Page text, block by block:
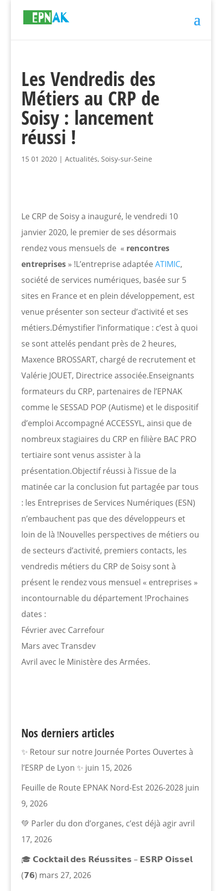
Les Vendredis des
Métiers au CRP de
Soisy : lancement
réussi !
15 01 2020| Actualités, Soisy-sur-Seine
Le CRP de Soisy a inauguré, le vendredi 10
janvier 2020, le premier de ses désormais
rendez vous mensuels de « rencontres
entreprises» !L’entreprise adaptée ATIMIC,
société de services numériques, basée sur 5
sites en France et en plein développement, est
venue présenter son secteur d’activité et ses
métiers.Démystifier l’informatique : c’est à quoi
se sont attelés pendant près de 2 heures,
Maxence BROSSART, chargé de recrutement et
Valérie JOUET, Directrice associée.Enseignants
formateurs du CRP, partenaires de l’EPNAK
comme le SESSAD POP (Autisme) et le dispositif
d’emploi Accompagné ACCESSYL, ainsi que de
nombreux stagiaires du CRP en filière BAC PRO
tertiaire sont venus assister à la
présentation.Objectif réussi à l’issue de la
matinée car la conclusion fut partagée par tous
: les Entreprises de Services Numériques (ESN)
n’embauchent pas que des développeurs et
loin de là !Nouvelles perspectives de métiers ou
de secteurs d’activité, premiers contacts, les
vendredis métiers du CRP de Soisy sont à
présent le rendez vous mensuel « entreprises »
incontournable du département !Prochaines
dates :
Février avec Carrefour
Mars avec Transdev
Avril avec le Ministère des Armées.
Nos derniers articles
✨ Retour sur notre Journée Portes Ouvertes à
l’ESRP de Lyon ✨ juin 15, 2026
Feuille de Route EPNAK Nord-Est 2026-2028 juin
9, 2026
💚 Parler du don d’organes, c’est déjà agir avril
17, 2026
🎓 𝗖𝗼𝗰𝗸𝘁𝗮𝗶𝗹 𝗱𝗲𝘀 𝗥𝗲́𝘂𝘀𝘀𝗶𝘁𝗲𝘀 – 𝗘𝗦𝗥𝗣 𝗢𝗶𝘀𝘀𝗲𝗹
(𝟳𝟲) mars 27, 2026